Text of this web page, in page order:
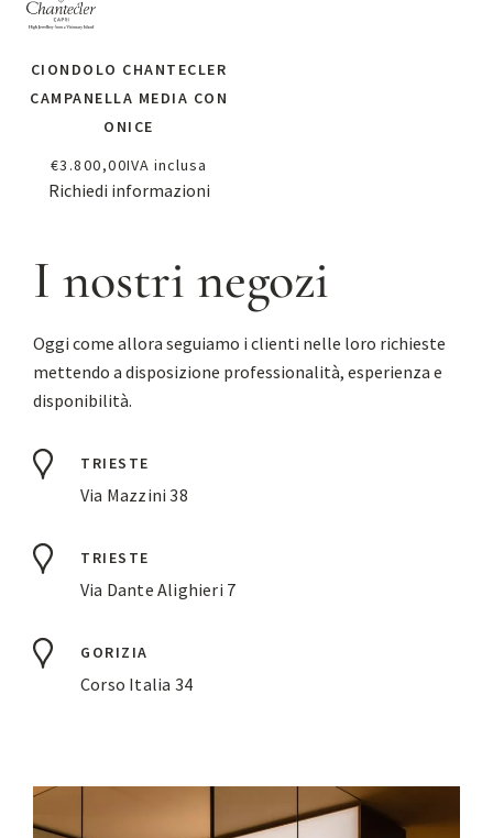
CIONDOLO CHANTECLER
CAMPANELLA MEDIA CON
ONICE
€3.800,00IVA inclusa
Richiedi informazioni
I nostri negozi
Oggi come allora seguiamo i clienti nelle loro richieste
mettendo a disposizione professionalità, esperienza e
disponibilità.
TRIESTE
Via Mazzini 38
TRIESTE
Via Dante Alighieri 7
GORIZIA
Corso Italia 34